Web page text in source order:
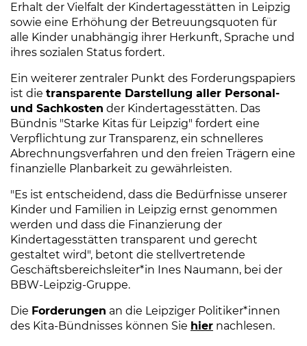
Erhalt der Vielfalt der Kindertagesstätten in Leipzig
sowie eine Erhöhung der Betreuungsquoten für
alle Kinder unabhängig ihrer Herkunft, Sprache und
ihres sozialen Status fordert.
Ein weiterer zentraler Punkt des Forderungspapiers
ist die transparente Darstellung aller Personal-
und Sachkosten der Kindertagesstätten. Das
Bündnis "Starke Kitas für Leipzig" fordert eine
Verpflichtung zur Transparenz, ein schnelleres
Abrechnungsverfahren und den freien Trägern eine
finanzielle Planbarkeit zu gewährleisten.
"Es ist entscheidend, dass die Bedürfnisse unserer
Kinder und Familien in Leipzig ernst genommen
werden und dass die Finanzierung der
Kindertagesstätten transparent und gerecht
gestaltet wird", betont die stellvertretende
Geschäftsbereichsleiter*in Ines Naumann, bei der
BBW-Leipzig-Gruppe.
Die Forderungen an die Leipziger Politiker*innen
des Kita-Bündnisses können Sie hier (Link öffnet
nachlesen.